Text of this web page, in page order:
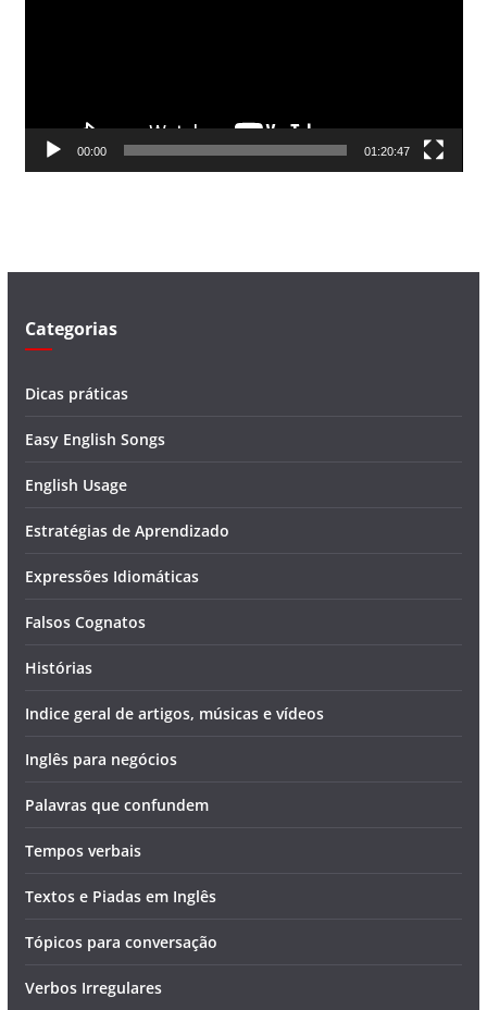
d
00:00 01:20:47
Categorias
Dicas práticas
Easy English Songs
English Usage
Estratégias de Aprendizado
Expressões Idiomáticas
Falsos Cognatos
Histórias
Indice geral de artigos, músicas e vídeos
Inglês para negócios
Palavras que confundem
Tempos verbais
Textos e Piadas em Inglês
Tópicos para conversação
Verbos Irregulares